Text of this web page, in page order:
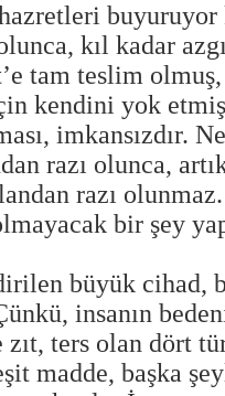
kıl kadar
tam teslim
kendini yok
imkansızdır.
razı olunca,
razı
bir şey
büyük cihad,
insanın
ters olan dört
madde, başka